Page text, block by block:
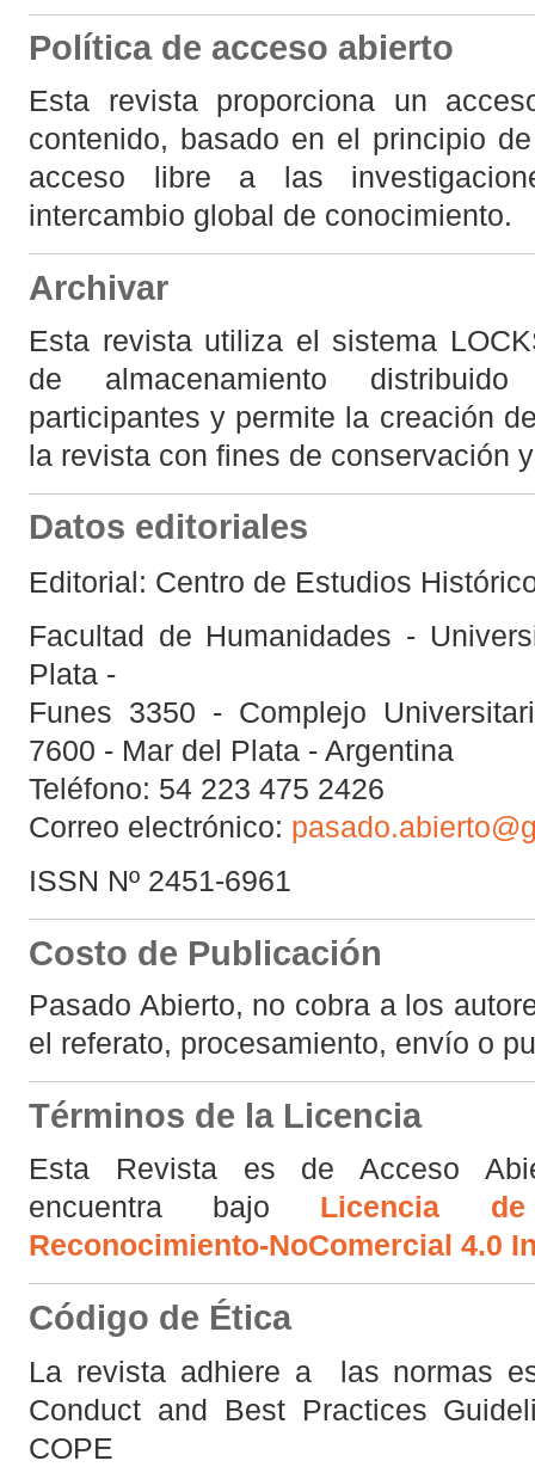
Política de acceso abierto
Esta revista proporciona un
contenido, basado en el principio
acceso libre a las
intercambio global de conocimiento.
Archivar
Esta revista utiliza el sistema
de almacenamiento
participantes y permite la creación
la revista con fines de conservación
Datos editoriales
Editorial: Centro de Estudios
Facultad de Humanidades -
Plata -
Funes 3350 - Complejo
7600 - Mar del Plata - Argentina
Teléfono: 54 223 475 2426
Correo electrónico:
ISSN Nº 2451-6961
Costo de Publicación
Pasado Abierto, no cobra a los
el referato, procesamiento, envío o
Términos de la Licencia
Esta Revista es de Acceso
encuentra bajo
Licencia
Reconocimiento-NoComercial 4.0
Código de Ética
La revista adhiere a las normas
Conduct and Best Practices
COPE